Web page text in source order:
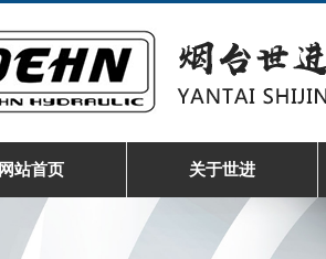
网站首页 关于世进